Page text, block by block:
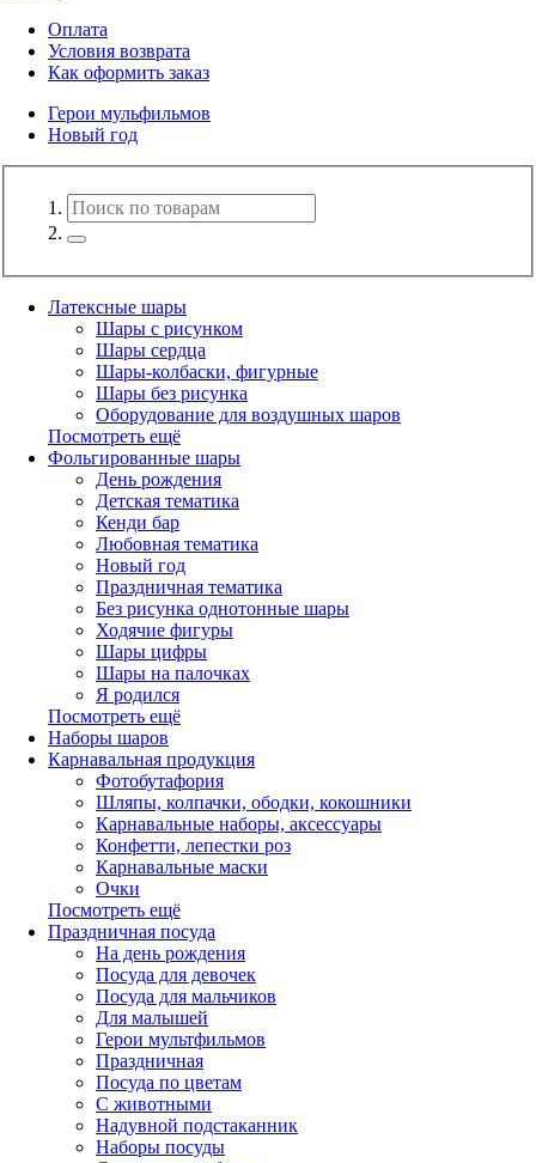
Оплата
Условия возврата
Как оформить заказ
Герои мульфильмов
Новый год
Латексные шары
Шары с рисунком
Шары сердца
Шары-колбаски, фигурные
Шары без рисунка
Оборудование для воздушных шаров
Посмотреть ещё
Фольгированные шары
День рождения
Детская тематика
Кенди бар
Любовная тематика
Новый год
Праздничная тематика
Без рисунка однотонные шары
Ходячие фигуры
Шары цифры
Шары на палочках
Я родился
Посмотреть ещё
Наборы шаров
Карнавальная продукция
Фотобутафория
Шляпы, колпачки, ободки, кокошники
Карнавальные наборы, аксессуары
Конфетти, лепестки роз
Карнавальные маски
Очки
Посмотреть ещё
Праздничная посуда
На день рождения
Посуда для девочек
Посуда для мальчиков
Для малышей
Герои мультфильмов
Праздничная
Посуда по цветам
С животными
Надувной подстаканник
Наборы посуды